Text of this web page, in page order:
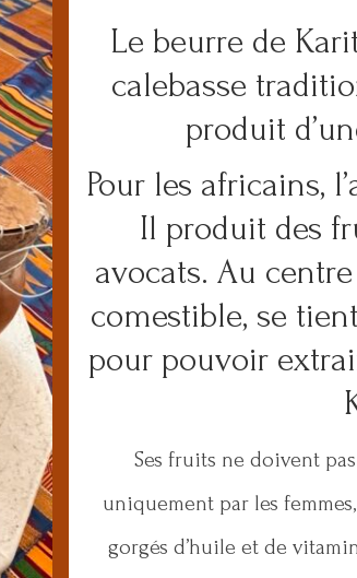
Le beurre de
calebasse
produit
Pour les africains,
Il produit des
avocats. Au
comestible, se
pour pouvoir
Ses fruits ne doivent
uniquement par les
gorgés d’huile et de